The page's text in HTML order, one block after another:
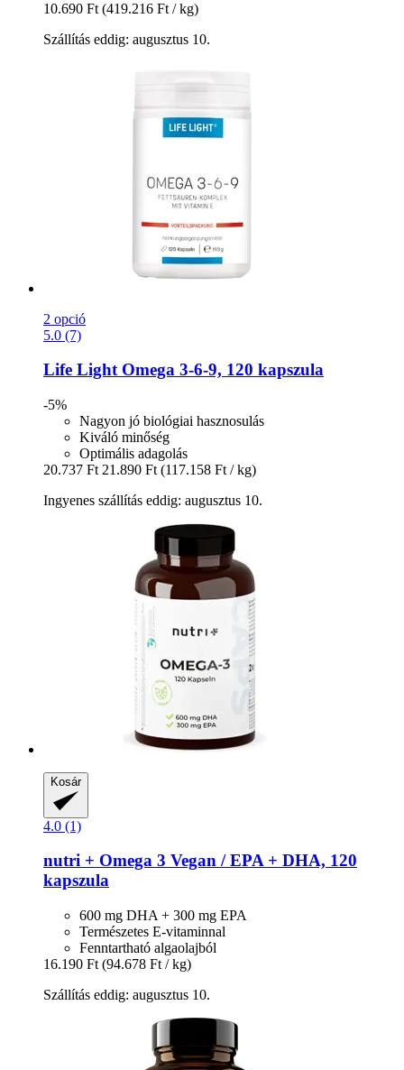
10.690 Ft (419.216 Ft / kg)
Szállítás eddig: augusztus 10.
2 opció
5.0 (7)
Life LightOmega 3-​6-​9, 120 kapszula
-5%
Nagyon jó biológiai hasznosulás
Kiváló minőség
Optimális adagolás
20.737 Ft 21.890 Ft (117.158 Ft / kg)
Ingyenes szállítás eddig: augusztus 10.
Kosár
4.0 (1)
nutri + Omega 3 Vegan / EPA + DHA, 120
kapszula
600 mg DHA + 300 mg EPA
Természetes E-vitaminnal
Fenntartható algaolajból
16.190 Ft (94.678 Ft / kg)
Szállítás eddig: augusztus 10.